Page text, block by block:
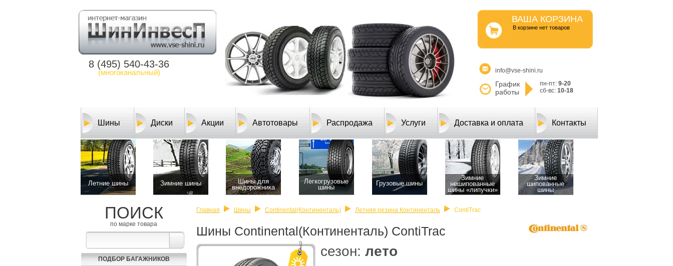
8 (495) 540-43-36
(многоканальный)
ВАША КОРЗИНА
B корзине нет товаров
info@vse-shini.ru
График
работы
пн-пт: 9-20
сб-вс: 10-18
Шины Диски Акции Автотовары Распродажа Услуги Доставка и оплата Контакты
Летние шины Зимние шины
Шины для
внедорожника
Легкогрузовые
шины
Грузовые шины
Зимние
нешипованные
шины «липучки»
Зимние
шипованные
шины
ПОИСК
по марке товара
ПОДБОР БАГАЖНИКОВ
Главная Шины Continental(Континенталь) Летняя резина Континенталь ContiTrac
Шины Continental(Континенталь) ContiTrac
cезон: лето